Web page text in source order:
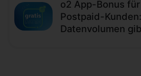
o2 App-Bonus
Postpaid-
Datenvolumen